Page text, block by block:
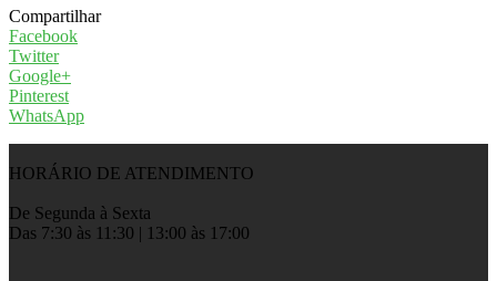
Compartilhar
Facebook
Twitter
Google+
Pinterest
WhatsApp
HORÁRIO DE ATENDIMENTO
De Segunda à Sexta
Das 7:30 às 11:30 | 13:00 às 17:00